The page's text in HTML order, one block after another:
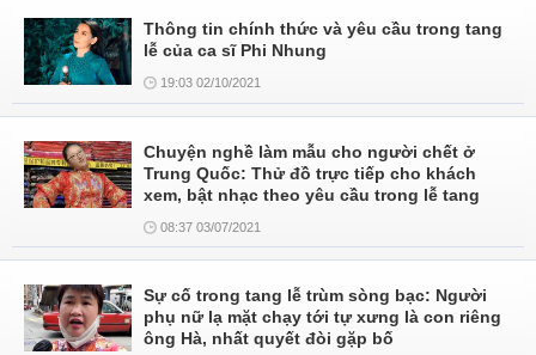
Thông tin chính thức và yêu cầu trong tang
lễ của ca sĩ Phi Nhung
19:03 02/10/2021
Chuyện nghề làm mẫu cho người chết ở
Trung Quốc: Thử đồ trực tiếp cho khách
xem, bật nhạc theo yêu cầu trong lễ tang
08:37 03/07/2021
Sự cố trong tang lễ trùm sòng bạc: Người
phụ nữ lạ mặt chạy tới tự xưng là con riêng
ông Hà, nhất quyết đòi gặp bố